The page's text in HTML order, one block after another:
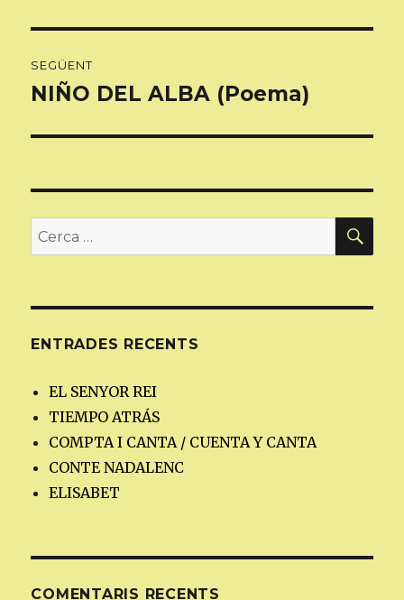
SEGÜENT
Entrada
NIÑO DEL ALBA (Poema)
Cerca:
ENTRADES RECENTS
EL SENYOR REI
TIEMPO ATRÁS
COMPTA I CANTA / CUENTA Y CANTA
CONTE NADALENC
ELISABET
COMENTARIS RECENTS